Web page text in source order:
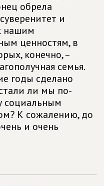
обрела
и
нашим
ценностям, в
конечно, –
семья.
годы сделано
ли мы по-
социальным
К сожалению, до
и очень